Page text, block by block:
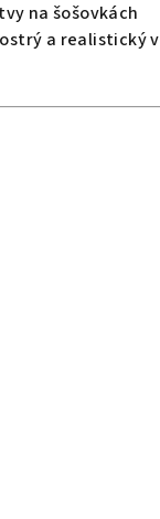
na šošovkách
a realistický v